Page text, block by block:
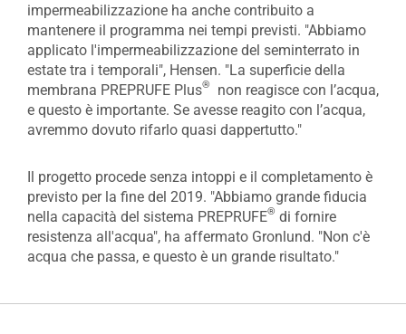
impermeabilizzazione ha anche contribuito a
mantenere il programma nei tempi previsti. "Abbiamo
applicato l'impermeabilizzazione del seminterrato in
estate tra i temporali", Hensen. "La superficie della
membrana PREPRUFE Plus®
non reagisce con l’acqua,
e questo è importante. Se avesse reagito con l’acqua,
avremmo dovuto rifarlo quasi dappertutto."
Il progetto procede senza intoppi e il completamento è
previsto per la fine del 2019. "Abbiamo grande fiducia
nella capacità del sistema PREPRUFE® di fornire
resistenza all'acqua", ha affermato Gronlund. "Non c'è
acqua che passa, e questo è un grande risultato."